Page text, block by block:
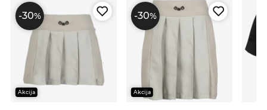
-30%
Akcija
-30%
Akcija